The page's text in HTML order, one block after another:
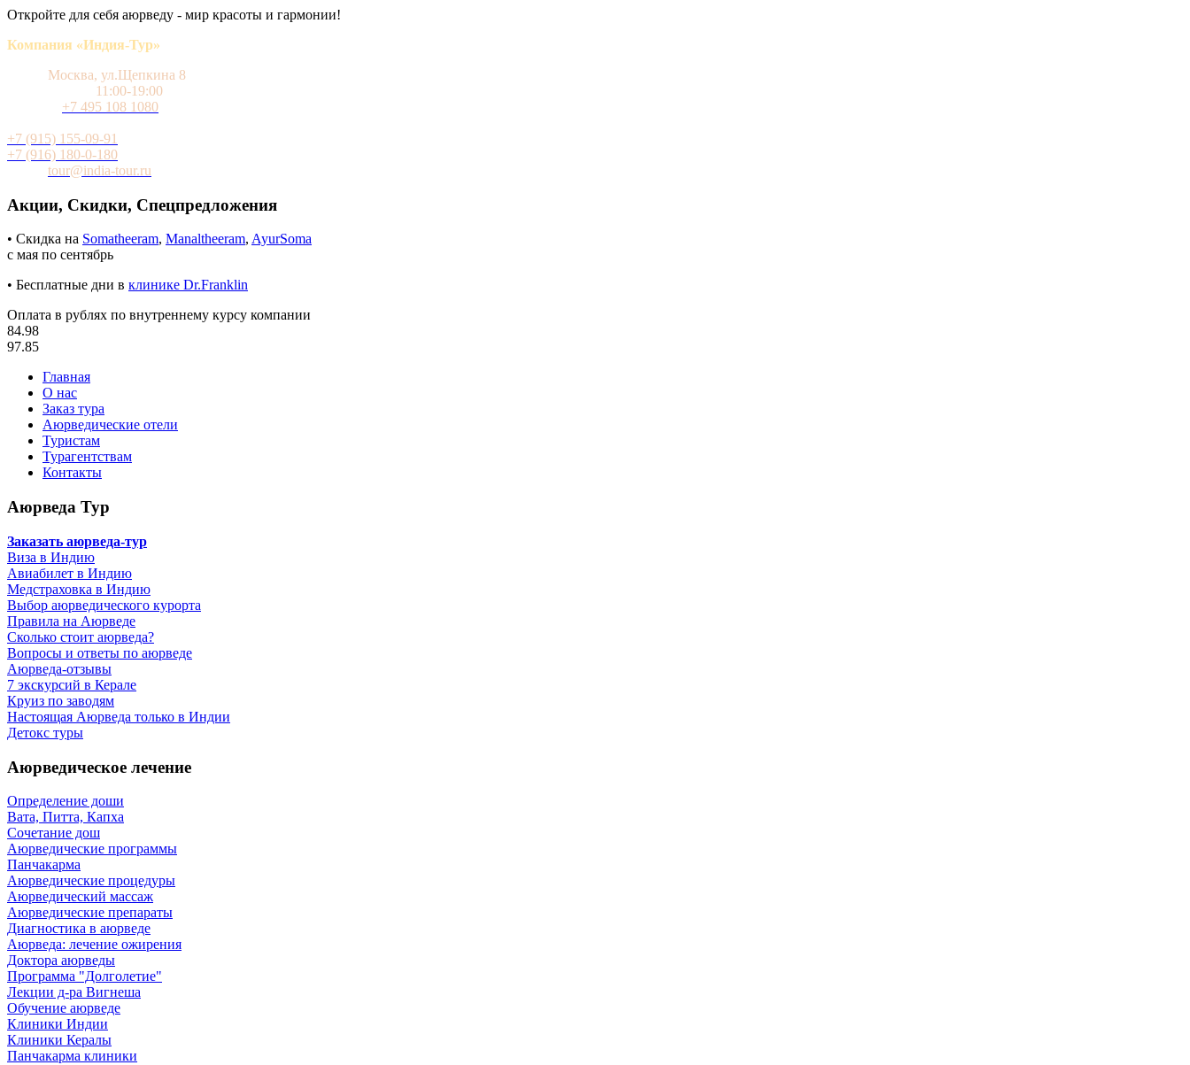
Откройте для себя аюрведу - мир красоты и гармонии!
Компания «Индия-Тур»
Москва, ул.Щепкина 8
11:00-19:00
+7 495 108 1080
+7 (915) 155-09-91
+7 (916) 180-0-180
tour@india-tour.ru
Акции, Скидки, Спецпредложения
• Скидка на Somatheeram, Manaltheeram, AyurSoma
с мая по сентябрь
• Бесплатные дни в клинике Dr.Franklin
Оплата в рублях по внутреннему курсу компании
84.98
97.85
Главная
О нас
Заказ тура
Аюрведические отели
Туристам
Турагентствам
Контакты
Аюрведа Тур
Заказать аюрведа-тур
Виза в Индию
Авиабилет в Индию
Медстраховка в Индию
Выбор аюрведического курорта
Правила на Аюрведе
Сколько стоит аюрведа?
Вопросы и ответы по аюрведе
Аюрведа-отзывы
7 экскурсий в Керале
Круиз по заводям
Настоящая Аюрведа только в Индии
Детокс туры
Аюрведическое лечение
Определение доши
Вата, Питта, Капха
Сочетание дош
Аюрведические программы
Панчакарма
Аюрведические процедуры
Аюрведический массаж
Аюрведические препараты
Диагностика в аюрведе
Аюрведа: лечение ожирения
Доктора аюрведы
Программа "Долголетие"
Лекции д-ра Вигнеша
Обучение аюрведе
Клиники Индии
Клиники Кералы
Панчакарма клиники